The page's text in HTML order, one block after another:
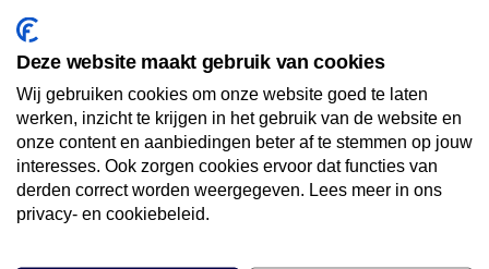
Volg ons op social media
Deze website maakt gebruik van cookies
Wij gebruiken cookies om onze website goed te laten
werken, inzicht te krijgen in het gebruik van de website en
onze content en aanbiedingen beter af te stemmen op jouw
interesses. Ook zorgen cookies ervoor dat functies van
derden correct worden weergegeven. Lees meer in ons
privacy- en cookiebeleid.